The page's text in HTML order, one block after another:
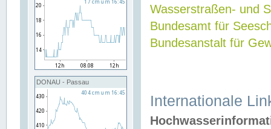
DONAU - Passau
Wasserstraßen- und
Bundesamt für
Bundesanstalt für
Internationale